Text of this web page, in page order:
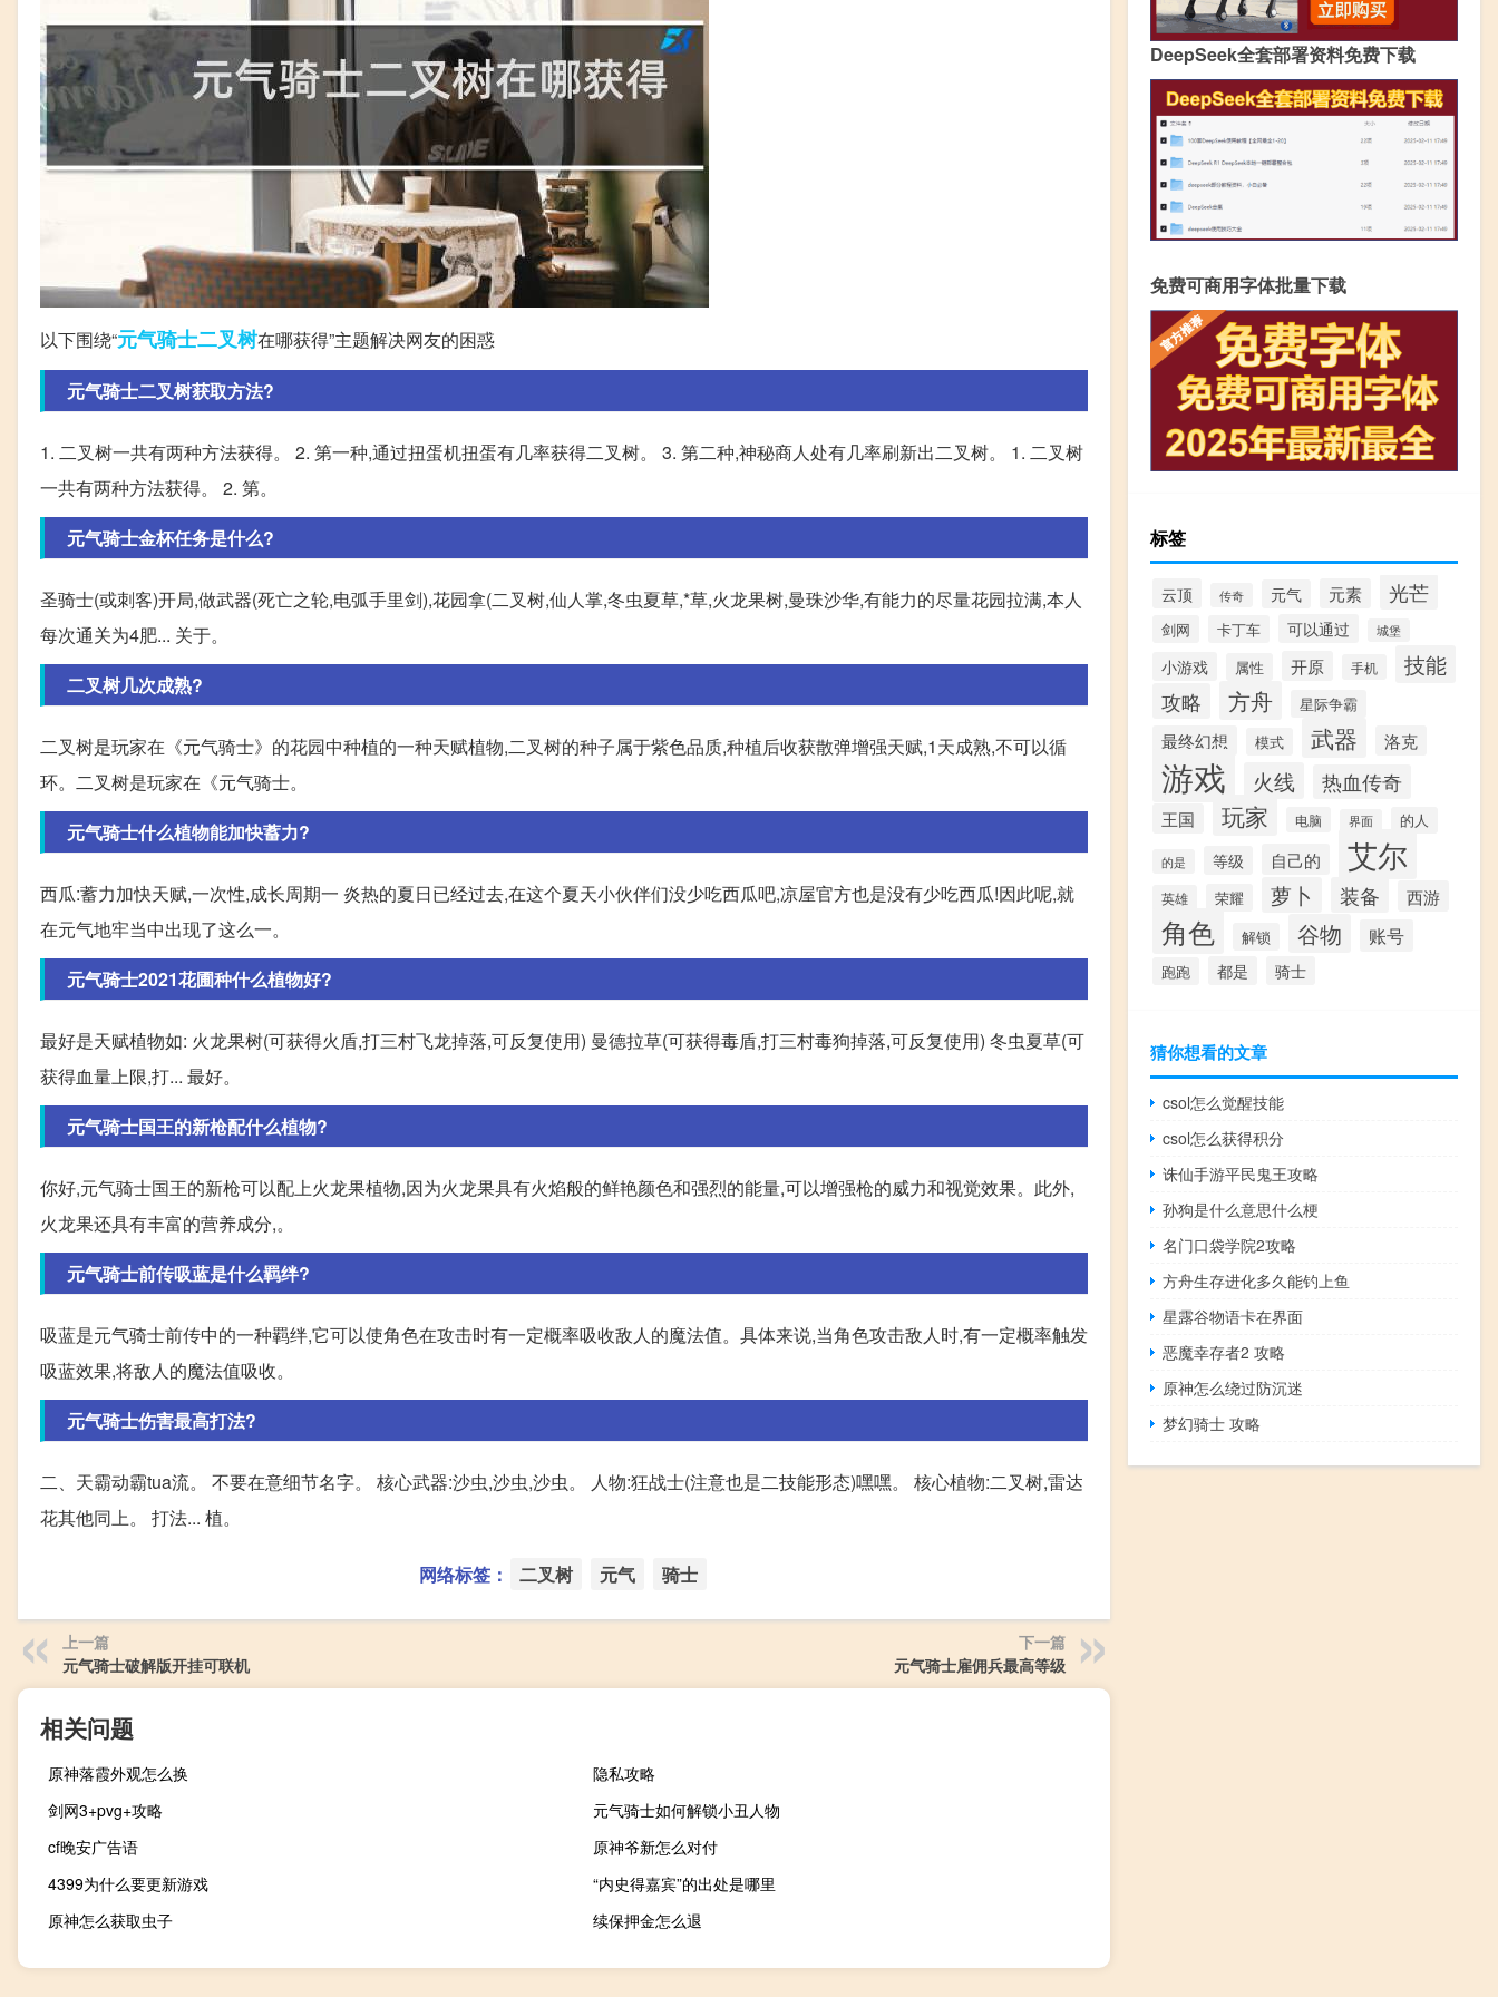
以下围绕“元气骑士二叉树在哪获得”主题解决网友的困惑
元气骑士二叉树获取方法?
1. 二叉树一共有两种方法获得。 2. 第一种,通过扭蛋机扭蛋有几率获得二叉树。 3. 第二种,神秘商人处有几率刷新出二叉树。 1. 二叉树
一共有两种方法获得。 2. 第。
元气骑士金杯任务是什么?
圣骑士(或刺客)开局,做武器(死亡之轮,电弧手里剑),花园拿(二叉树,仙人掌,冬虫夏草,*草,火龙果树,曼珠沙华,有能力的尽量花园拉满,本人
每次通关为4肥... 关于。
二叉树几次成熟?
二叉树是玩家在《元气骑士》的花园中种植的一种天赋植物,二叉树的种子属于紫色品质,种植后收获散弹增强天赋,1天成熟,不可以循
环。二叉树是玩家在《元气骑士。
元气骑士什么植物能加快蓄力?
西瓜:蓄力加快天赋,一次性,成长周期一 炎热的夏日已经过去,在这个夏天小伙伴们没少吃西瓜吧,凉屋官方也是没有少吃西瓜!因此呢,就
在元气地牢当中出现了这么一。
元气骑士2021花圃种什么植物好?
最好是天赋植物如: 火龙果树(可获得火盾,打三村飞龙掉落,可反复使用) 曼德拉草(可获得毒盾,打三村毒狗掉落,可反复使用) 冬虫夏草(可
获得血量上限,打... 最好。
元气骑士国王的新枪配什么植物?
你好,元气骑士国王的新枪可以配上火龙果植物,因为火龙果具有火焰般的鲜艳颜色和强烈的能量,可以增强枪的威力和视觉效果。此外,
火龙果还具有丰富的营养成分,。
元气骑士前传吸蓝是什么羁绊?
吸蓝是元气骑士前传中的一种羁绊,它可以使角色在攻击时有一定概率吸收敌人的魔法值。具体来说,当角色攻击敌人时,有一定概率触发
吸蓝效果,将敌人的魔法值吸收。
元气骑士伤害最高打法?
二、天霸动霸tua流。 不要在意细节名字。 核心武器:沙虫,沙虫,沙虫。 人物:狂战士(注意也是二技能形态)嘿嘿。 核心植物:二叉树,雷达
花其他同上。 打法... 植。
网络标签： 二叉树 元气 骑士
上一篇
元气骑士破解版开挂可联机
下一篇
元气骑士雇佣兵最高等级
相关问题
原神落霞外观怎么换
隐私攻略
剑网3+pvg+攻略
元气骑士如何解锁小丑人物
cf晚安广告语
原神爷新怎么对付
4399为什么要更新游戏
“内史得嘉宾”的出处是哪里
原神怎么获取虫子
续保押金怎么退
DeepSeek全套部署资料免费下载
免费可商用字体批量下载
标签
云顶 传奇 元气 元素 光芒
剑网 卡丁车 可以通过 城堡
小游戏 属性 开原 手机 技能
攻略 方舟 星际争霸
最终幻想 模式 武器 洛克
游戏 火线 热血传奇
王国 玩家 电脑 界面 的人
的是 等级 自己的 艾尔
英雄 荣耀 萝卜 装备 西游
角色 解锁 谷物 账号
跑跑 都是 骑士
猜你想看的文章
csol怎么觉醒技能
csol怎么获得积分
诛仙手游平民鬼王攻略
孙狗是什么意思什么梗
名门口袋学院2攻略
方舟生存进化多久能钓上鱼
星露谷物语卡在界面
恶魔幸存者2 攻略
原神怎么绕过防沉迷
梦幻骑士 攻略